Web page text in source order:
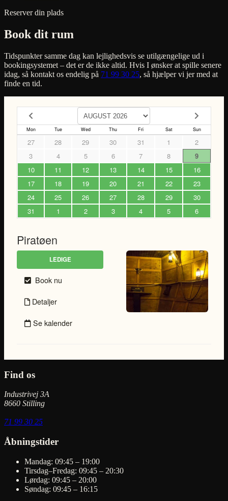
Reserver din plads
Book dit rum
Tidspunkter samme dag kan lejlighedsvis se utilgængelige ud i
bookingsystemet – det er de ikke altid. Hvis I ønsker at spille senere
idag, så kontakt os endelig på 71 99 30 25, så hjælper vi jer med at
finde en tid.
Find os
Industrivej 3A
8660 Stilling
71 99 30 25
Åbningstider
Mandag: 09:45 – 19:00
Tirsdag–Fredag: 09:45 – 20:30
Lørdag: 09:45 – 20:00
Søndag: 09:45 – 16:15